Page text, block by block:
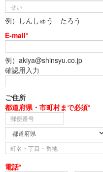
例）しんしゅう たろう
E-mail*
例）akiya@shinsyu.co.jp
確認用入力
ご住所
都道府県・市町村まで必須*
電話*